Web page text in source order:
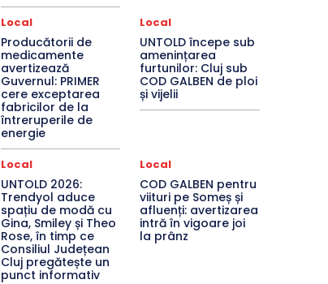
Local
Producătorii de
medicamente
avertizează
Guvernul: PRIMER
cere exceptarea
fabricilor de la
întreruperile de
energie
Local
UNTOLD începe sub
amenințarea
furtunilor: Cluj sub
COD GALBEN de ploi
și vijelii
Local
UNTOLD 2026:
Trendyol aduce
spațiu de modă cu
Gina, Smiley și Theo
Rose, în timp ce
Consiliul Județean
Cluj pregătește un
punct informativ
Local
COD GALBEN pentru
viituri pe Someș și
afluenți: avertizarea
intră în vigoare joi
la prânz